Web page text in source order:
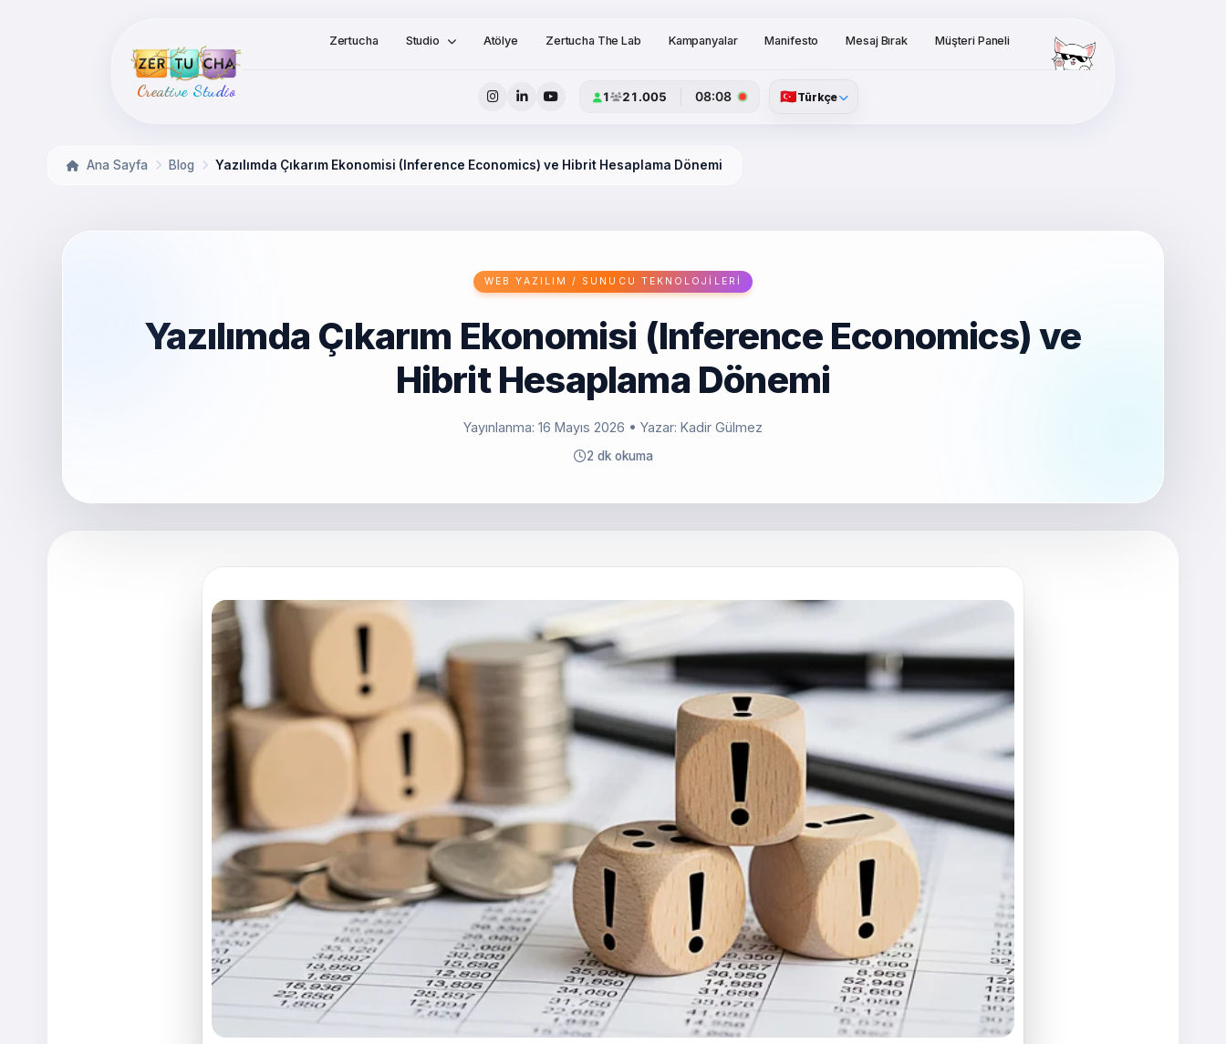
Creative Studio
Zertucha Studio Atölye Zertucha The Lab Kampanyalar Manifesto Mesaj Bırak Müşteri Paneli
1 21.005 08:08 🇹🇷Türkçe
Ana Sayfa Blog Yazılımda Çıkarım Ekonomisi (Inference Economics) ve Hibrit Hesaplama Dönemi
WEB YAZILIM / SUNUCU TEKNOLOJILERI
Yazılımda Çıkarım Ekonomisi (Inference Economics) ve
Hibrit Hesaplama Dönemi
Yayınlanma: 16 Mayıs 2026 • Yazar: Kadir Gülmez
2 dk okuma